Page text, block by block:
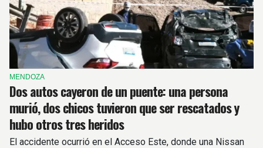
MENDOZA
Dos autos cayeron de un puente: una persona
murió, dos chicos tuvieron que ser rescatados y
hubo otros tres heridos
El accidente ocurrió en el Acceso Este, donde una Nissan